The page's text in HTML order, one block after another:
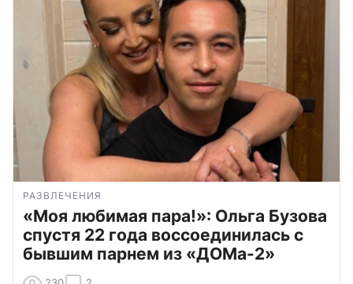
РАЗВЛЕЧЕНИЯ
«Моя любимая пара!»: Ольга Бузова
спустя 22 года воссоединилась с
бывшим парнем из «ДОМа-2»